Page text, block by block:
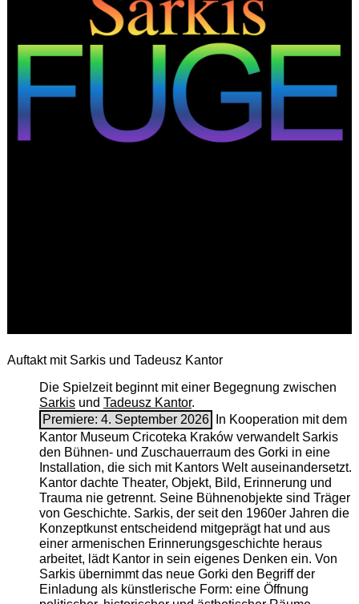
Auftakt mit Sarkis und Tadeusz Kantor
Die Spielzeit beginnt mit einer Begegnung zwischen
Sarkisund Tadeusz Kantor.
Premiere: 4. September 2026
In Kooperation mit dem
Kantor Museum Cricoteka Kraków verwandelt Sarkis
den Bühnen- und Zuschauerraum des Gorki in eine
Installation, die sich mit Kantors Welt auseinandersetzt.
Kantor dachte Theater, Objekt, Bild, Erinnerung und
Trauma nie getrennt. Seine Bühnenobjekte sind Träger
von Geschichte. Sarkis, der seit den 1960er Jahren die
Konzeptkunst entscheidend mitgeprägt hat und aus
einer armenischen ­Erinnerungsgeschichte heraus
arbeitet, lädt Kantor in sein eigenes Denken ein. Von
Sarkis übernimmt das neue Gorki den Begriff der
Einladung als künstlerische Form: eine Öffnung